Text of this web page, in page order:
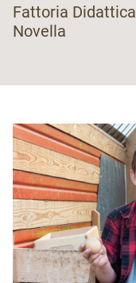
Fattoria
Novella